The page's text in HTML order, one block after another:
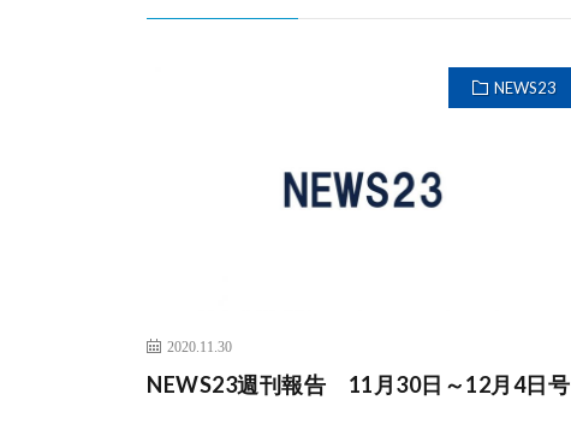
NEWS23
2020.11.30
NEWS23週刊報告 11月30日～12月4日号